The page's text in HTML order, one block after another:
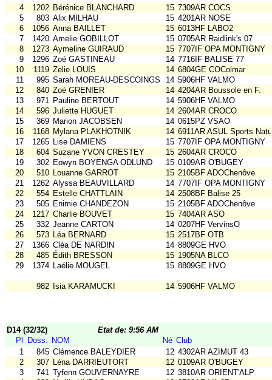
4
1202 Bérénice BLANCHARD 15 7309AR COCS
5
803 Alix MILHAU 15 4201AR NOSE
6
1056 Anna BAILLET 15 6013HF LABO2
7
1420 Amelie GOBILLOT 15 0705AR Raidlink's 07
8
1273 Aymeline GUIRAUD 15 7707IF OPA MONTIGNY
9
1296 Zoé GASTINEAU 14 7716IF BALISE 77
10
1119 Zelie LOUIS 14 6804GE COColmar
11
995 Sarah MOREAU-DESCOINGS 14 5906HF VALMO
12
840 Zoé GRENIER 14 4204AR Boussole en F.
13
971 Pauline BERTOUT 14 5906HF VALMO
14
596 Juliette HUGUET 14 2604AR CROCO
15
369 Marion JACOBSEN 14 0615PZ VSAO
16
1168 Mylana PLAKHOTNIK 14 6911AR ASUL Sports
17
1265 Lise DAMIENS 15 7707IF OPA MONTIGNY
18
604 Suzane YVON CRESTEY 15 2604AR CROCO
19
302 Eowyn BOYENGA ODLUND 15 0109AR O'BUGEY
20
510 Louanne GARROT 15 2105BF ADOChenôve
21
1262 Alyssa BEAUVILLARD 14 7707IF OPA MONTIGNY
22
554 Estelle CHATTLAIN 14 2508BF Balise 25
23
505 Enimie CHANDEZON 15 2105BF ADOChenôve
24
1217 Charlie BOUVET 15 7404AR ASO
25
332 Jeanne CARTON 14 0207HF VervinsO
26
573 Léa BERNARD 15 2517BF OTB
27
1366 Cléa DE NARDIN 14 8809GE HVO
28
485 Édith BRESSON 15 1905NA BLCO
29
1374 Laélie MOUGEL 15 8809GE HVO
982 Isia KARAMUCKI 14 5906HF VALMO
D14 (32/32)
Etat de: 9:56 AM
Pl
Doss. NOM Né Club
1
845 Clémence BALEYDIER 12 4302AR AZIMUT 43
2
307 Léna DARRIEUTORT 12 0109AR O'BUGEY
3
741 Tyfenn GOUVERNAYRE 12 3810AR ORIENT'ALP